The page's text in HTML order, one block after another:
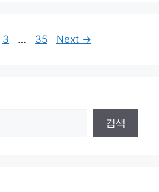
Page
3 … Page
35 Next →
검색